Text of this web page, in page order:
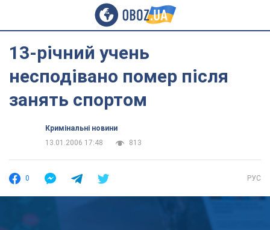
13-річний учень
несподівано помер після
занять спортом
Кримінальні новини
13.01.2006 17:48
813
0 РУС